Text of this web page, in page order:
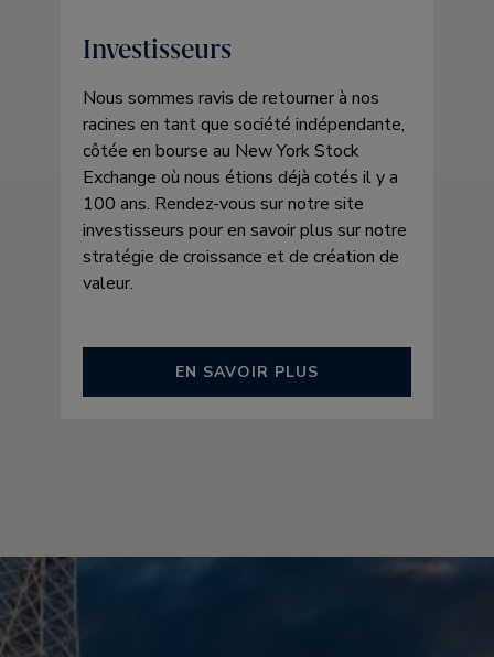
Investisseurs
Nous sommes ravis de retourner à nos
racines en tant que société indépendante,
côtée en bourse au New York Stock
Exchange où nous étions déjà cotés il y a
100 ans. Rendez-vous sur notre site
investisseurs pour en savoir plus sur notre
stratégie de croissance et de création de
valeur.
EN SAVOIR PLUS